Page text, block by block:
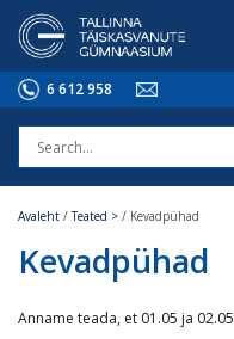
6 612 958
Avaleht /Teated > / Kevadpühad
Kevadpühad
Anname teada, et 01.05 ja